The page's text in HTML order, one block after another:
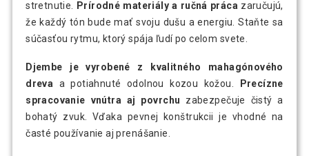
stretnutie.
Prírodné materiály a ručná práca zaručujú,
že každý tón bude mať svoju dušu a energiu. Staňte sa
súčasťou rytmu, ktorý spája ľudí po celom svete.
Djembe je vyrobené z kvalitného mahagónového
dreva a potiahnuté odolnou kozou kožou.
Precízne
spracovanie vnútra aj povrchu zabezpečuje čistý a
bohatý zvuk. Vďaka pevnej konštrukcii je vhodné na
časté používanie aj prenášanie.